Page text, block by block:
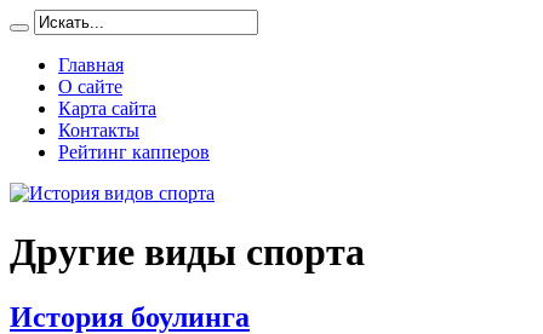
Главная
О сайте
Карта сайта
Контакты
Рейтинг капперов
Другие виды спорта
История боулинга